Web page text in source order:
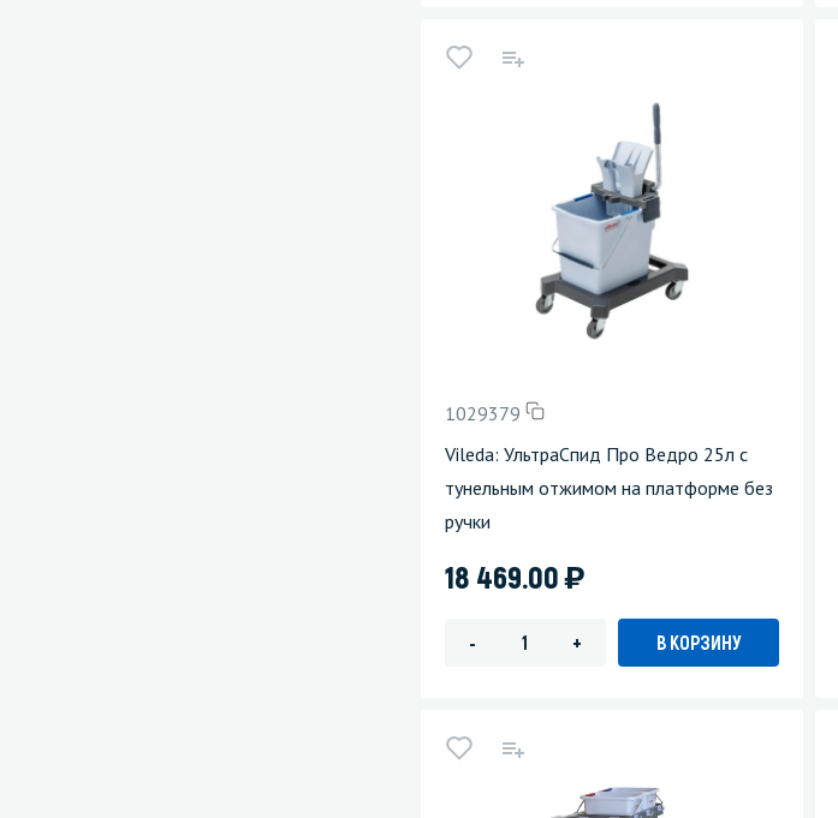
1029379
Vileda: УльтраСпид Про Ведро 25л с
тунельным отжимом на платформе без
ручки
18 469.00)
- + В КОРЗИНУ